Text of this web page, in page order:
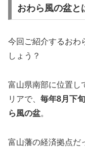
おわら風の盆と
今回ご紹介するおわ
しょう？
富山県南部に位置し
リアで、 毎年8月下
ら風の盆。
富山藩の経済拠点だ